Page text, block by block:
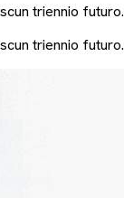
triennio futuro.
triennio futuro.